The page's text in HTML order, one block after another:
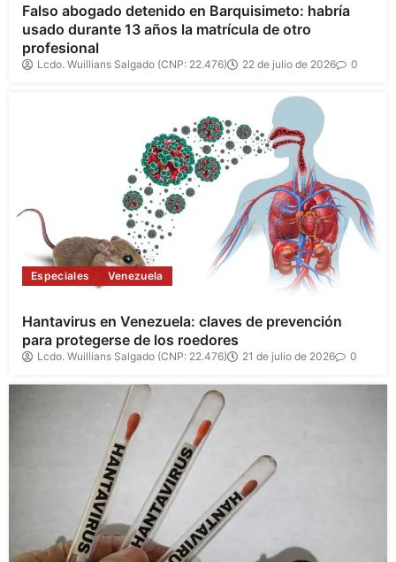
Falso abogado detenido en Barquisimeto: habría
usado durante 13 años la matrícula de otro
profesional
Lcdo. Wuillians Salgado (CNP: 22.476) 22 de julio de 2026 0
Especiales Venezuela
Hantavirus en Venezuela: claves de prevención
para protegerse de los roedores
Lcdo. Wuillians Salgado (CNP: 22.476) 21 de julio de 2026 0